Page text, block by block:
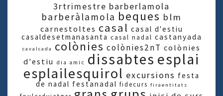
3rtrimestre barberlamola
barberàlamola beques blm
carnestoltes casal casal d'estiu
casaldesetmanasanta casal nadal castanyada
cavalcada colònies colònies2nT colònies
d'estiu
dia amic dissabtes esplai
esplailesquirol excursions festa
de nadal festanadal fidecurs firaentitats